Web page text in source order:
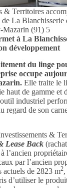
& Territoires
La Blanchisserie
Mazarin (91) 5
à La
développement
du linge
occupe
Elle traite le
haut de gamme et
industriel
regard de son
&
Lease Back
l’ancien
par l’ancien
actuels de 2823 m2
d’utiliser le